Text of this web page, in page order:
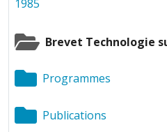
1985
Brevet Technologie
Programmes
Publications